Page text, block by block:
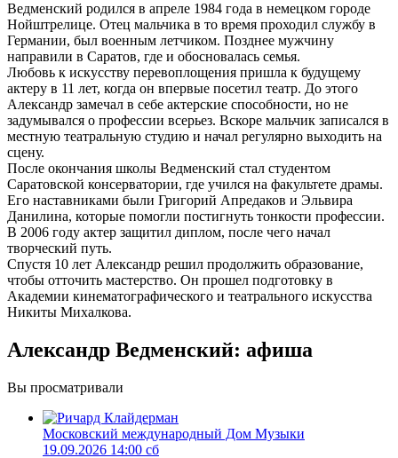
Ведменский родился в апреле 1984 года в немецком городе
Нойштрелице. Отец мальчика в то время проходил службу в
Германии, был военным летчиком. Позднее мужчину
направили в Саратов, где и обосновалась семья.
Любовь к искусству перевоплощения пришла к будущему
актеру в 11 лет, когда он впервые посетил театр. До этого
Александр замечал в себе актерские способности, но не
задумывался о профессии всерьез. Вскоре мальчик записался в
местную театральную студию и начал регулярно выходить на
сцену.
После окончания школы Ведменский стал студентом
Саратовской консерватории, где учился на факультете драмы.
Его наставниками были Григорий Апредаков и Эльвира
Данилина, которые помогли постигнуть тонкости профессии.
В 2006 году актер защитил диплом, после чего начал
творческий путь.
Спустя 10 лет Александр решил продолжить образование,
чтобы отточить мастерство. Он прошел подготовку в
Академии кинематографического и театрального искусства
Никиты Михалкова.
Александр Ведменский: афиша
Вы просматривали
Московский международный Дом Музыки
19.09.2026 14:00 сб